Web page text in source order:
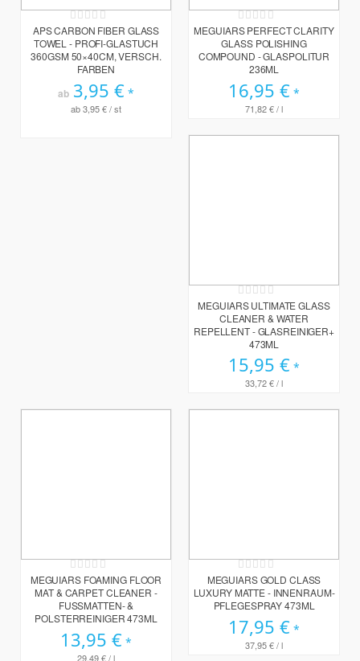
Rating:
0%
APS CARBON FIBER GLASS
TOWEL - PROFI-GLASTUCH
360GSM 50×40CM, VERSCH.
FARBEN
ab 3,95 €
ab3,95 €/ st
Rating:
0%
MEGUIARS PERFECT CLARITY
GLASS POLISHING
COMPOUND - GLASPOLITUR
236ML
16,95 €
71,82 €/ l
Rating:
0%
MEGUIARS ULTIMATE GLASS
CLEANER & WATER
REPELLENT - GLASREINIGER+
473ML
15,95 €
33,72 €/ l
Rating:
0%
MEGUIARS FOAMING FLOOR
MAT & CARPET CLEANER -
FUSSMATTEN- & P
OLSTERREINIGER 473ML
13,95 €
29,49 €/ l
Rating:
0%
MEGUIARS GOLD CLASS
LUXURY MATTE - INNENRAUM-
PFLEGESPRAY 473ML
17,95 €
37,95 €/ l